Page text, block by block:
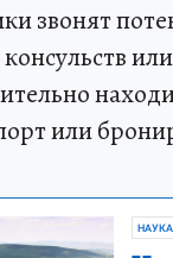
звонят
консульств
или
НАУКА